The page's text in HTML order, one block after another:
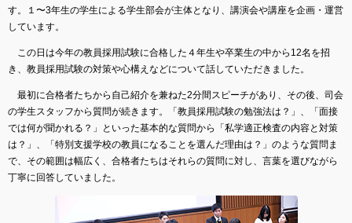
す。１〜3年生の学生による学生部会が主体となり、講演会や講座を企画・運営
しています。
この日は今年の教員採用試験に合格した４年生や卒業生の中から12名を招
き、教員採用試験の対策や心構えなどについて話していただきました。
最初に合格者たちから自己紹介を兼ねた2分間スピーチがあり、その後、司会
の学生スタッフから質問が続きます。「教員採用試験の勉強法は？」、「面接
では何が聞かれる？」といった基本的な質問から「私学適正検査の内容と対策
は？」、「特別支援学校の教員になることを選んだ理由は？」のような質問ま
で、その範囲は幅広く、合格者たちはそれらの質問に対し、言葉を選びながら
丁寧に回答していました。